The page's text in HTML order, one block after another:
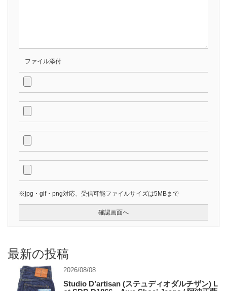
ファイル添付
※jpg・gif・png対応、受信可能ファイルサイズは5MBまで
最新の投稿
2026/08/08
Studio D’artisan (ステュディオダルチザン) L